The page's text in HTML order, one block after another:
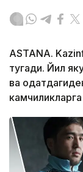
ASTANA.
тугади. Йил
ва